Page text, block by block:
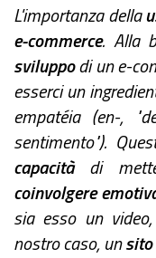
L'importanza della
e-commerce. Alla
sviluppodi un e-
esserci un
empatéia (en-,
sentimento").
capacità di
coinvolgere
sia esso un
nostro caso, unsito